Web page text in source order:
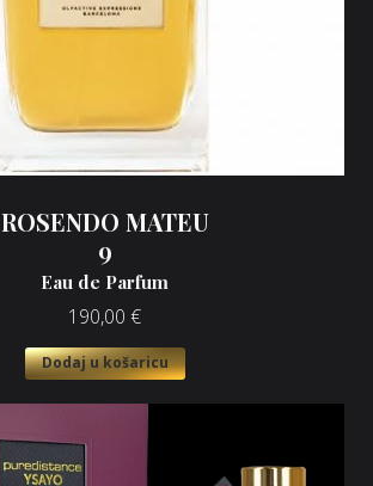
ROSENDO MATEU
9
Eau de Parfum
190,00 €
Dodaj u košaricu